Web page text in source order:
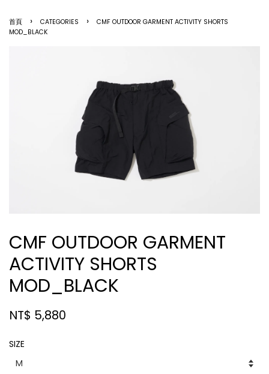
首頁 › CATEGORIES ›
CMF OUTDOOR GARMENT ACTIVITY SHORTS
MOD_BLACK
CMF OUTDOOR GARMENT
ACTIVITY SHORTS
MOD_BLACK
NT$ 5,880
SIZE